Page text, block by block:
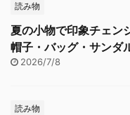
読み物
夏の小物で印象チェン
帽子・バッグ・サンダ
2026/7/8
読み物